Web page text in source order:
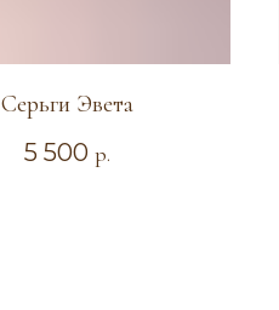
Серьги Эвета
5 500 р.